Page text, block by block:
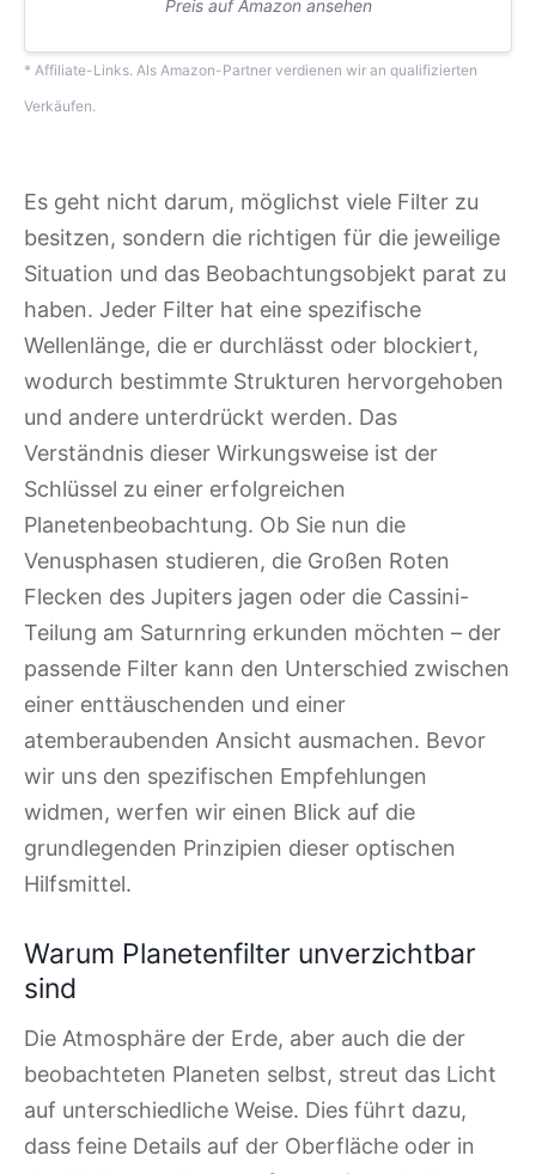
Preis auf Amazon ansehen
* Affiliate-Links. Als Amazon-Partner verdienen wir an qualifizierten
Verkäufen.
Es geht nicht darum, möglichst viele Filter zu
besitzen, sondern die richtigen für die jeweilige
Situation und das Beobachtungsobjekt parat zu
haben. Jeder Filter hat eine spezifische
Wellenlänge, die er durchlässt oder blockiert,
wodurch bestimmte Strukturen hervorgehoben
und andere unterdrückt werden. Das
Verständnis dieser Wirkungsweise ist der
Schlüssel zu einer erfolgreichen
Planetenbeobachtung. Ob Sie nun die
Venusphasen studieren, die Großen Roten
Flecken des Jupiters jagen oder die Cassini-
Teilung am Saturnring erkunden möchten – der
passende Filter kann den Unterschied zwischen
einer enttäuschenden und einer
atemberaubenden Ansicht ausmachen. Bevor
wir uns den spezifischen Empfehlungen
widmen, werfen wir einen Blick auf die
grundlegenden Prinzipien dieser optischen
Hilfsmittel.
Warum Planetenfilter unverzichtbar
sind
Die Atmosphäre der Erde, aber auch die der
beobachteten Planeten selbst, streut das Licht
auf unterschiedliche Weise. Dies führt dazu,
dass feine Details auf der Oberfläche oder in